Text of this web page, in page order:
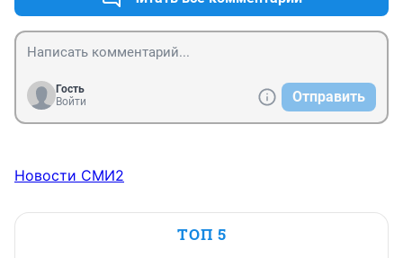
Гость
Войти
Отправить
Новости СМИ2
ТОП 5